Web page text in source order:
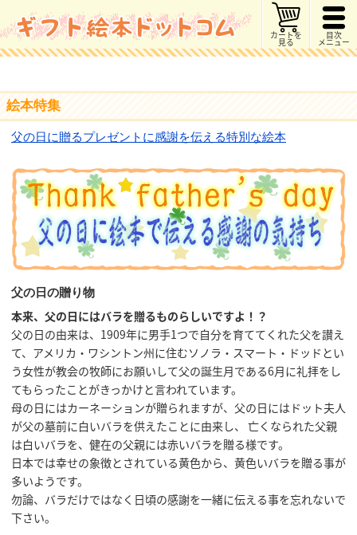
カートを
見る
目次
メニュー
絵本特集
父の日に贈るプレゼントに感謝を伝える特別な絵本
父の日の贈り物
本来、父の日にはバラを贈るものらしいですよ！？
父の日の由来は、1909年に男手1つで自分を育ててくれた父を讃え
て、アメリカ・ワシントン州に住むソノラ・スマート・ドッドとい
う女性が教会の牧師にお願いして父の誕生月である6月に礼拝をし
てもらったことがきっかけと言われています。
母の日にはカーネーションが贈られますが、父の日にはドット夫人
が父の墓前に白いバラを供えたことに由来し、 亡くなられた父親
は白いバラを、健在の父親には赤いバラを贈る様です。
日本では幸せの象徴とされている黄色から、黄色いバラを贈る事が
多いようです。
勿論、バラだけではなく日頃の感謝を一緒に伝える事を忘れないで
下さい。